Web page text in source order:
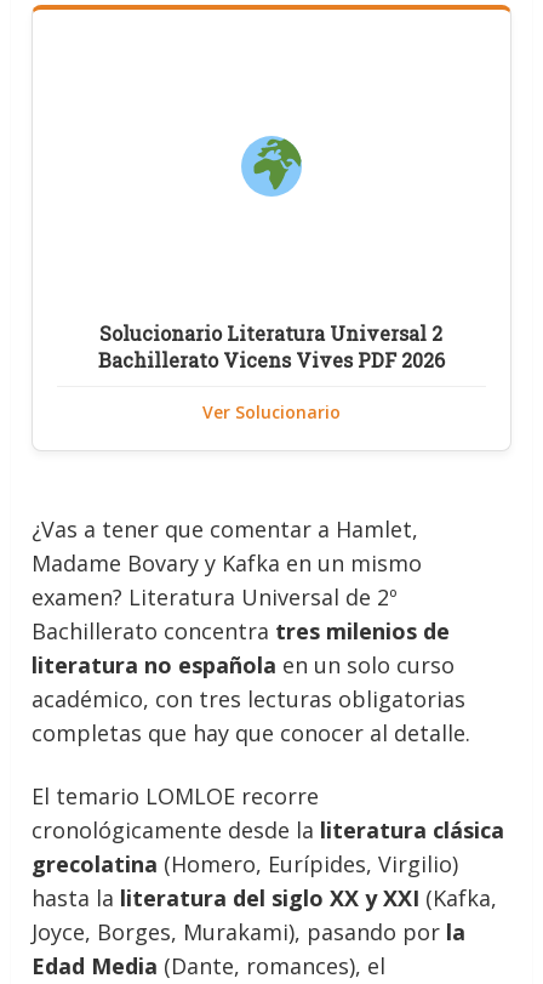
Solucionario Literatura Universal 2
Bachillerato Vicens Vives PDF 2026
Ver Solucionario
¿Vas a tener que comentar a Hamlet,
Madame Bovary y Kafka en un mismo
examen? Literatura Universal de 2º
Bachillerato concentra tres milenios de
literatura no española en un solo curso
académico, con tres lecturas obligatorias
completas que hay que conocer al detalle.
El temario LOMLOE recorre
cronológicamente desde la literatura clásica
grecolatina (Homero, Eurípides, Virgilio)
hasta la literatura del siglo XX y XXI (Kafka,
Joyce, Borges, Murakami), pasando por la
Edad Media (Dante, romances), el